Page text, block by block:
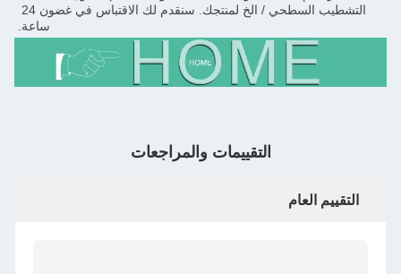
ساعة.
التقييمات والمراجعات
التقييم العام